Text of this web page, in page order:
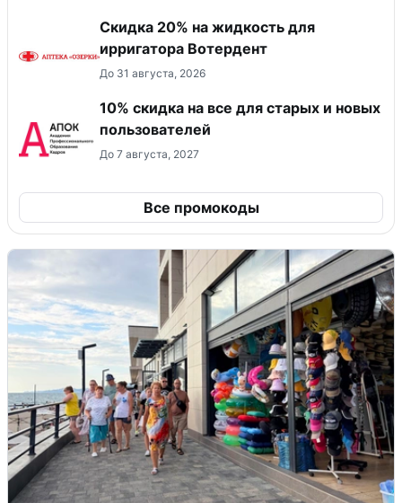
Скидка 20% на жидкость для
ирригатора Вотердент
До 31 августа, 2026
10% скидка на все для старых и новых
пользователей
До 7 августа, 2027
Все промокоды